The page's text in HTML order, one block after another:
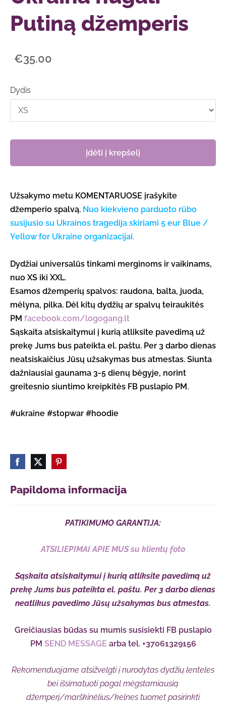
Papildoma informacija
PATIKIMUMO GARANTIJA:
ATSILIEPIMAI APIE MUS su klientų foto
Sąskaita atsiskaitymui į kurią atliksite pavedimą už
prekę Jums bus pateikta el. paštu. Per 3 darbo dienas
neatlikus pavedimo Jūsų užsakymas bus atmestas.
Greičiausias būdas su mumis susisiekti FB puslapio
PM SEND MESSAGE arba tel. +37061329156
Rekomenduojame atsižvelgti į nurodytas dydžių lenteles
bei išsimatuoti pagal mėgstamiausią
džemperį/marškinėlius/kelnes tuomet pasirinkti
Putiną džemperis
€35.00
Dydis
Įdėti į krepšelį
Užsakymo metu KOMENTARUOSE įrašykite
džemperio spalvą. Nuo kiekvieno parduoto rūbo
susijusio su Ukrainos tragedija skiriami 5 eur Blue /
Yellow for Ukraine organizacijai.
Dydžiai universalūs tinkami merginoms ir vaikinams,
nuo XS iki XXL.
Esamos džemperių spalvos: raudona, balta, juoda,
mėlyna, pilka. Dėl kitų dydžių ar spalvų teiraukitės
PM facebook.com/logogang.lt
Sąskaita atsiskaitymui į kurią atliksite pavedimą už
prekę Jums bus pateikta el. paštu. Per 3 darbo dienas
neatsiskaičius Jūsų užsakymas bus atmestas. Siunta
dažniausiai gaunama 3-5 dienų bėgyje, norint
greitesnio siuntimo kreipkitės FB puslapio PM.
#ukraine #stopwar #hoodie